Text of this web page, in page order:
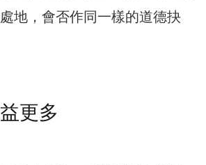
地，會否作同一樣的道德抉
更多